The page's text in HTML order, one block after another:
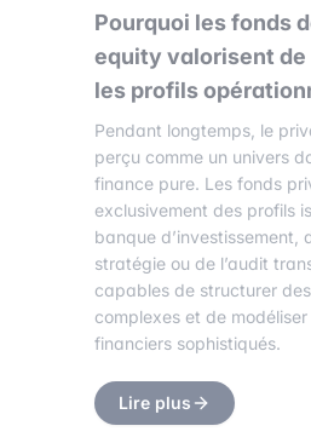
Pourquoi les fonds
equity valorisent de
les profils
Pendant longtemps, le
perçu comme un univers
finance pure. Les fonds
exclusivement des profils
banque d’investissement,
stratégie ou de l’audit
capables de structurer
complexes et de
financiers sophistiqués.
Lire plus